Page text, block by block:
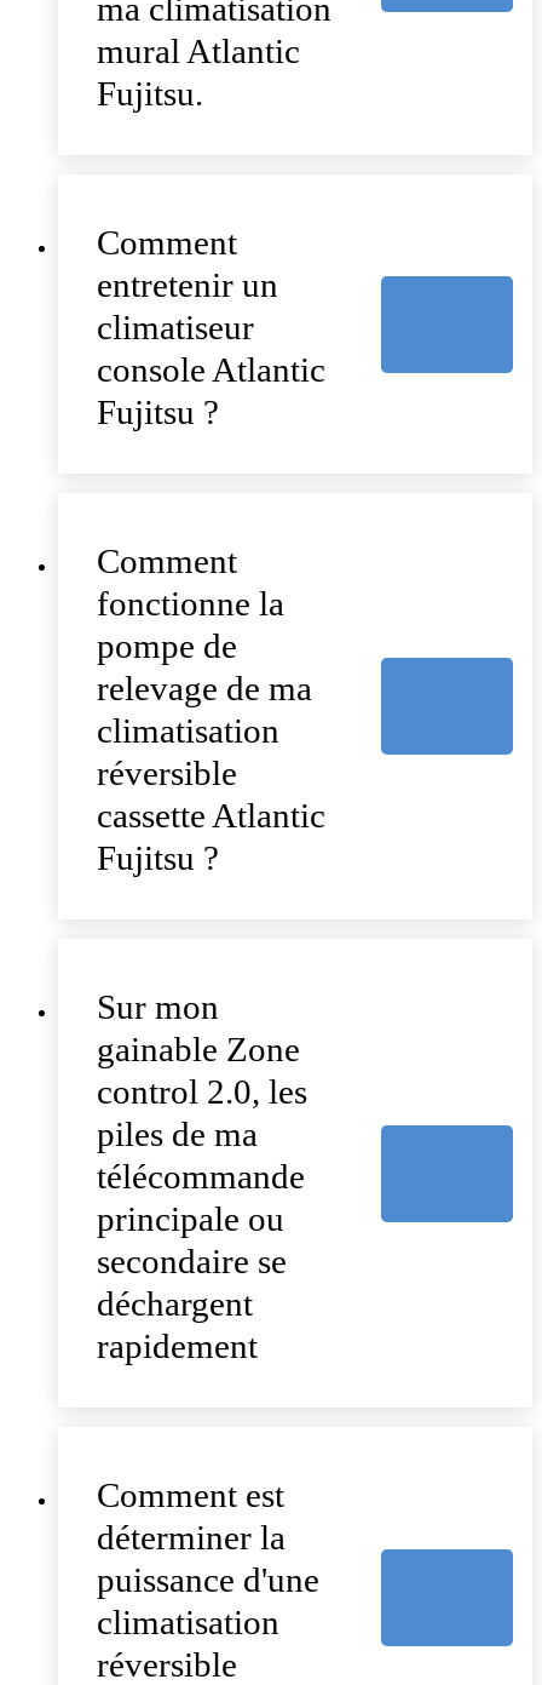
ma climatisation
mural Atlantic
Fujitsu.
Comment
entretenir un
climatiseur
console Atlantic
Fujitsu ?
Comment
fonctionne la
pompe de
relevage de ma
climatisation
réversible
cassette Atlantic
Fujitsu ?
Sur mon
gainable Zone
control 2.0, les
piles de ma
télécommande
principale ou
secondaire se
déchargent
rapidement
Comment est
déterminer la
puissance d'une
climatisation
réversible